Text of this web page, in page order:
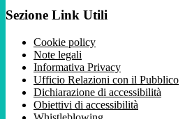
Sezione Link Utili
Cookie policy
Note legali
Informativa Privacy
Ufficio Relazioni con il Pubblico
Dichiarazione di accessibilità
Obiettivi di accessibilità